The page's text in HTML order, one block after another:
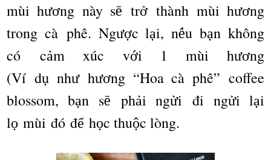
mùi hương này sẽ trở thành mùi hương
trong cà phê. Ngược lại, nếu bạn không
cócảm xúc với 1 mùi hương
(Ví dụ như hương“Hoa càphê”coffee
blossom, bạn sẽ phải ngửi đi ngửi lại
lọ mùi đó để học thuộc lòng.